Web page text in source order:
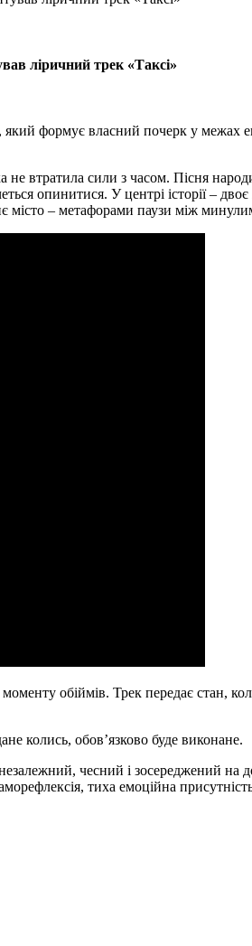
ліричний трек «Таксі»
формує власний почерк у межах
не втратила сили з часом. Пісня
опинитися. У центрі історії –
місто – метафорами паузи між
обіймів. Трек передає
колись, обов’язково буде виконане.
чесний і зосереджений
тиха емоційна